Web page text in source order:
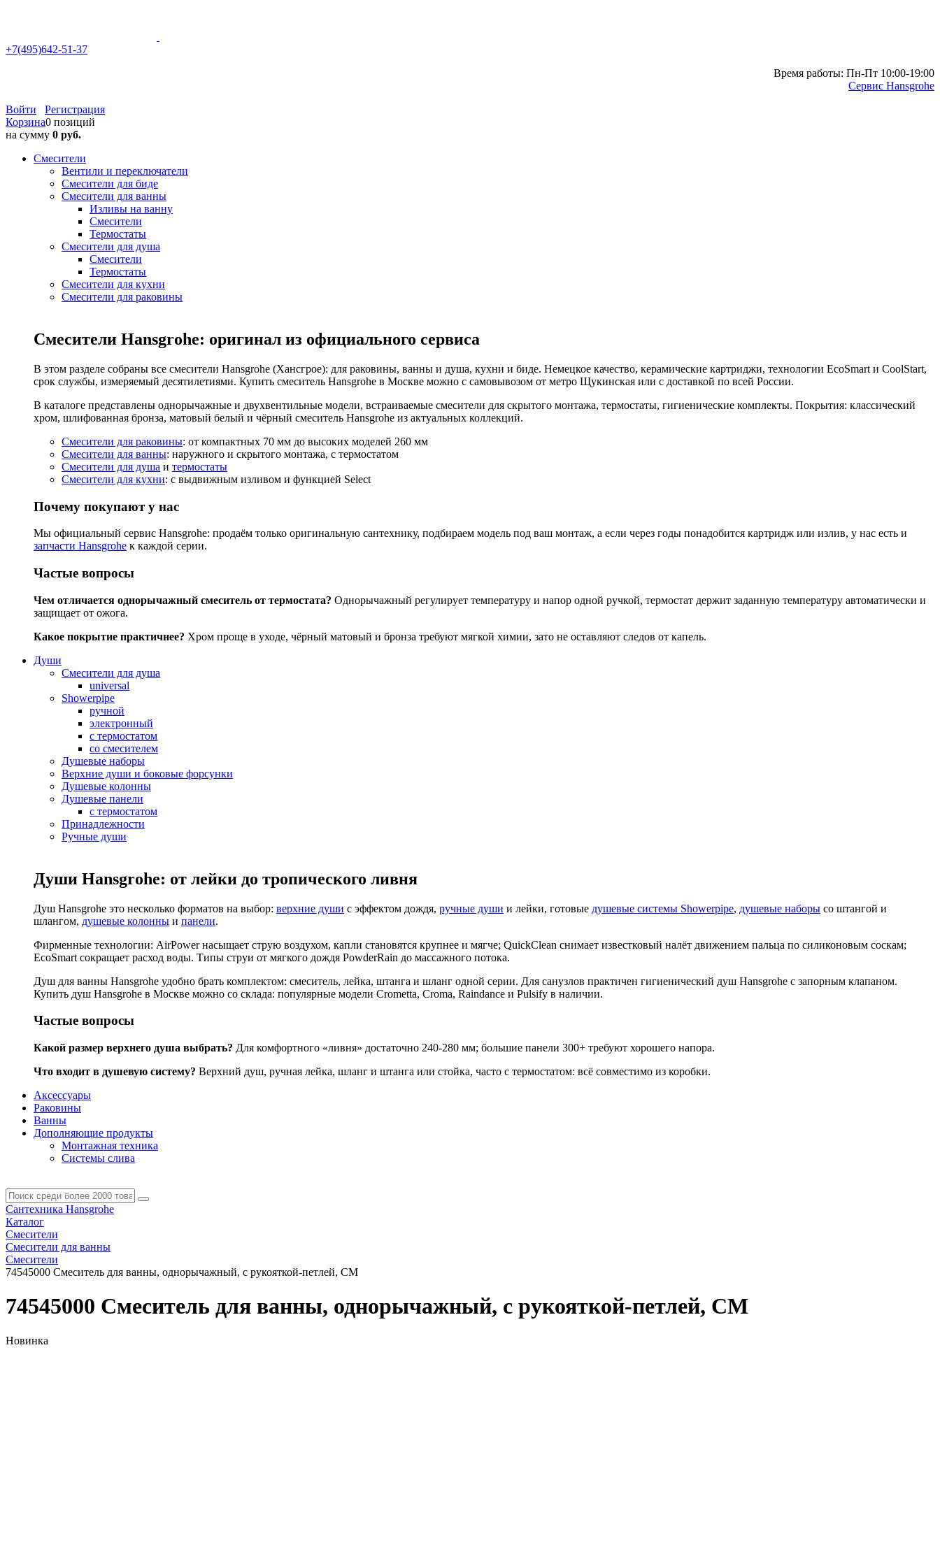
+7(495)642-51-37
Время работы: Пн-Пт 10:00-19:00
Сервис Hansgrohe
Войти
Регистрация
Корзина0 позиций
на сумму 0 руб.
Смесители
Вентили и переключатели
Смесители для биде
Смесители для ванны
Изливы на ванну
Смесители
Термостаты
Смесители для душа
Смесители
Термостаты
Смесители для кухни
Смесители для раковины
Смесители Hansgrohe: оригинал из официального сервиса
В этом разделе собраны все смесители Hansgrohe (Хансгрое): для раковины, ванны и душа, кухни и биде. Немецкое качество, керамические картриджи, технологии EcoSmart и CoolStart,
срок службы, измеряемый десятилетиями. Купить смеситель Hansgrohe в Москве можно с самовывозом от метро Щукинская или с доставкой по всей России.
В каталоге представлены однорычажные и двухвентильные модели, встраиваемые смесители для скрытого монтажа, термостаты, гигиенические комплекты. Покрытия: классический
хром, шлифованная бронза, матовый белый и чёрный смеситель Hansgrohe из актуальных коллекций.
Смесители для раковины: от компактных 70 мм до высоких моделей 260 мм
Смесители для ванны: наружного и скрытого монтажа, с термостатом
Смесители для душа и термостаты
Смесители для кухни: с выдвижным изливом и функцией Select
Почему покупают у нас
Мы официальный сервис Hansgrohe: продаём только оригинальную сантехнику, подбираем модель под ваш монтаж, а если через годы понадобится картридж или излив, у нас есть и
запчасти Hansgrohe к каждой серии.
Частые вопросы
Чем отличается однорычажный смеситель от термостата? Однорычажный регулирует температуру и напор одной ручкой, термостат держит заданную температуру автоматически и
защищает от ожога.
Какое покрытие практичнее? Хром проще в уходе, чёрный матовый и бронза требуют мягкой химии, зато не оставляют следов от капель.
Души
Смесители для душа
universal
Showerpipe
ручной
электронный
с термостатом
со смесителем
Душевые наборы
Верхние души и боковые форсунки
Душевые колонны
Душевые панели
с термостатом
Принадлежности
Ручные души
Души Hansgrohe: от лейки до тропического ливня
Душ Hansgrohe это несколько форматов на выбор: верхние души с эффектом дождя, ручные души и лейки, готовые душевые системы Showerpipe, душевые наборы со штангой и
шлангом, душевые колонны и панели.
Фирменные технологии: AirPower насыщает струю воздухом, капли становятся крупнее и мягче; QuickClean снимает известковый налёт движением пальца по силиконовым соскам;
EcoSmart сокращает расход воды. Типы струи от мягкого дождя PowderRain до массажного потока.
Душ для ванны Hansgrohe удобно брать комплектом: смеситель, лейка, штанга и шланг одной серии. Для санузлов практичен гигиенический душ Hansgrohe с запорным клапаном.
Купить душ Hansgrohe в Москве можно со склада: популярные модели Crometta, Croma, Raindance и Pulsify в наличии.
Частые вопросы
Какой размер верхнего душа выбрать? Для комфортного «ливня» достаточно 240-280 мм; большие панели 300+ требуют хорошего напора.
Что входит в душевую систему? Верхний душ, ручная лейка, шланг и штанга или стойка, часто с термостатом: всё совместимо из коробки.
Аксессуары
Раковины
Ванны
Дополняющие продукты
Монтажная техника
Системы слива
Сантехника Hansgrohe
Каталог
Смесители
Смесители для ванны
Смесители
74545000 Смеситель для ванны, однорычажный, с рукояткой-петлей, СМ
74545000 Смеситель для ванны, однорычажный, с рукояткой-петлей, СМ
Новинка